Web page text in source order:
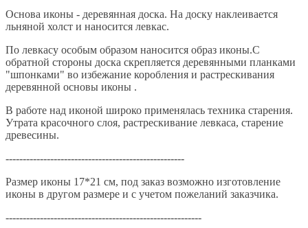
Основа иконы - деревянная доска. На доску наклеивается
льняной холст и наносится левкас.
По левкасу особым образом наносится образ иконы.С
обратной стороны доска скрепляется деревянными планками
"шпонками" во избежание коробления и растрескивания
деревянной основы иконы .
В работе над иконой широко применялась техника старения.
Утрата красочного слоя, растрескивание левкаса, старение
древесины.
----------------------------------------------------
Размер иконы 17*21 см, под заказ возможно изготовление
иконы в другом размере и с учетом пожеланий заказчика.
---------------------------------------------------------